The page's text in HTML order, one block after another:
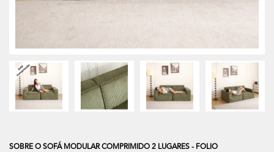
SOBRE O SOFÁ MODULAR COMPRIMIDO 2 LUGARES - FOLIO